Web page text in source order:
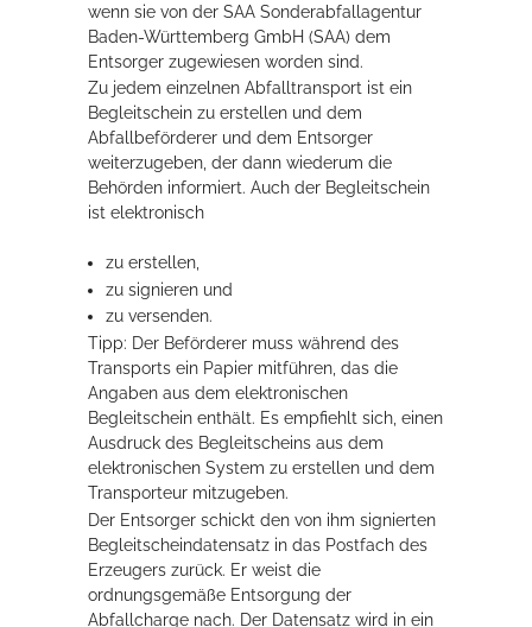
wenn sie von der SAA Sonderabfallagentur
Baden-Württemberg GmbH (SAA) dem
Entsorger zugewiesen worden sind.
Zu jedem einzelnen Abfalltransport ist ein
Begleitschein zu erstellen und dem
Abfallbeförderer und dem Entsorger
weiterzugeben, der dann wiederum die
Behörden informiert. Auch der Begleitschein
ist elektronisch
zu erstellen,
zu signieren und
zu versenden.
Tipp: Der Beförderer muss während des
Transports ein Papier mitführen, das die
Angaben aus dem elektronischen
Begleitschein enthält. Es empfiehlt sich, einen
Ausdruck des Begleitscheins aus dem
elektronischen System zu erstellen und dem
Transporteur mitzugeben.
Der Entsorger schickt den von ihm signierten
Begleitscheindatensatz in das Postfach des
Erzeugers zurück. Er weist die
ordnungsgemäße Entsorgung der
Abfallcharge nach. Der Datensatz wird in ein